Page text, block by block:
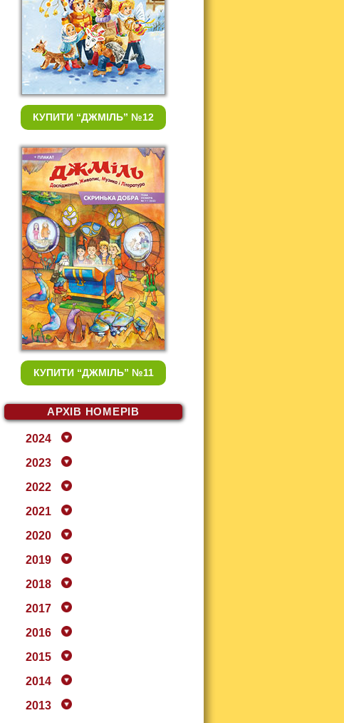
КУПИТИ “ДЖМІЛЬ” №12
КУПИТИ “ДЖМІЛЬ” №11
АРХІВ НОМЕРІВ
2024
2023
2022
2021
2020
2019
2018
2017
2016
2015
2014
2013